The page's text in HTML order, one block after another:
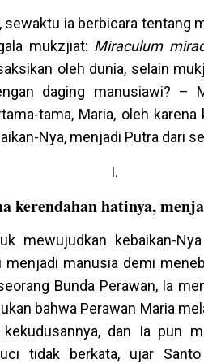
sewaktu ia berbicara tentang
mukzjiat: Miraculum
oleh dunia, selain
daging manusiawi? –
tama, Maria, oleh
Nya, menjadi Putra dari
I.
kerendahan hatinya,
mewujudkan kebaikan-
manusia demi
Bunda Perawan, Ia
bahwa Perawan Maria
dan Ia pun
tidak berkata, ujar Santo